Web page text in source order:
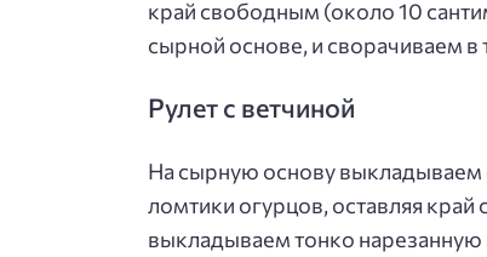
край свободным (около 10
сырной основе, и сворачиваем в
Рулет с ветчиной
На сырную основу
ломтики огурцов, оставляя
выкладываем тонко нарезанную